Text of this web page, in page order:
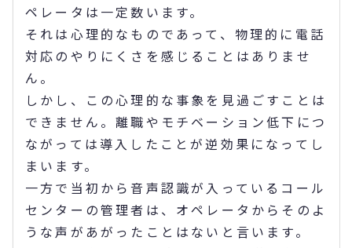
ペレータは一定数います。
それは心理的なものであって、物理的に電話
対応のやりにくさを感じることはありませ
ん。
しかし、この心理的な事象を見過ごすことは
できません。離職やモチベーション低下につ
ながっては導入したことが逆効果になってし
まいます。
一方で当初から音声認識が入っているコール
センターの管理者は、オペレータからそのよ
うな声があがったことはないと言います。